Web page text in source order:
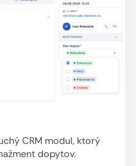
CRM modul, ktorý
dopytov.